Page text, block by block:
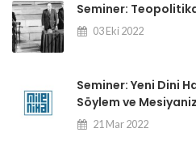
Seminer:
03 Eki 2022
Seminer: Yeni Dini
Söylem ve
21 Mar 2022